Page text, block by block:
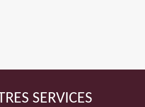
SERVICES